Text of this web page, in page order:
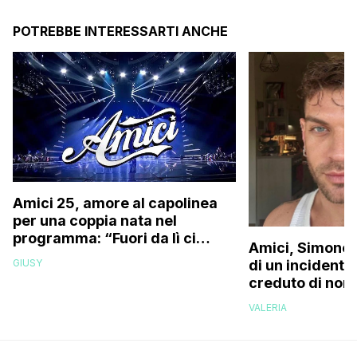
POTREBBE INTERESSARTI ANCHE
Amici 25, amore al capolinea
per una coppia nata nel
programma: “Fuori da lì ci
siamo resi conto che…”
GIUSY
Amici, Simone
di un incidente
creduto di
più la mia
VALERIA